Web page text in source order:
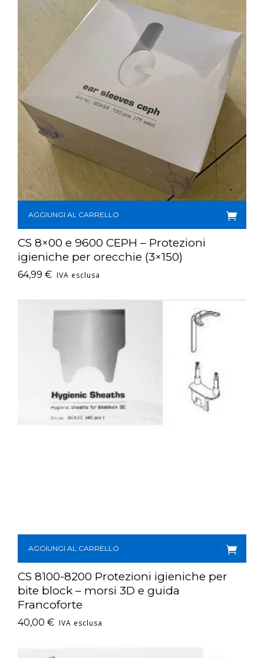
AGGIUNGI AL CARRELLO
CS 8×00 e 9600 CEPH – Protezioni
igieniche per orecchie (3×150)
64,99 € IVA esclusa
AGGIUNGI AL CARRELLO
CS 8100-8200 Protezioni igieniche per
bite block – morsi 3D e guida
Francoforte
40,00 € IVA esclusa